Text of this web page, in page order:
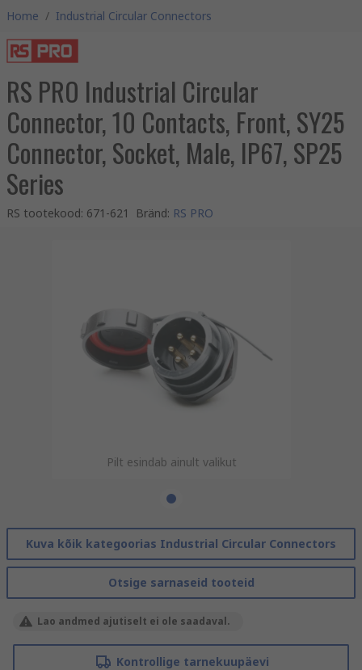
Home / Industrial Circular Connectors
RS PRO Industrial Circular
Connector, 10 Contacts, Front, SY25
Connector, Socket, Male, IP67, SP25
Series
RS tootekood: 671-621 Bränd: RS PRO
Pilt esindab ainult valikut
Kuva kõik kategoorias Industrial Circular Connectors
Otsige sarnaseid tooteid
Lao andmed ajutiselt ei ole saadaval.
Kontrollige tarnekuupäevi